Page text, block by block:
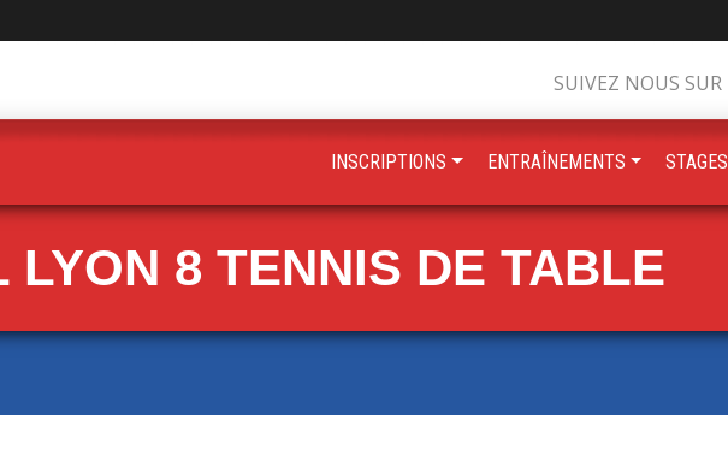
LYON 8 TENNIS DE TABLE
SUIVEZ NOUS SUR
INSCRIPTIONS ENTRAÎNEMENTS STAGES